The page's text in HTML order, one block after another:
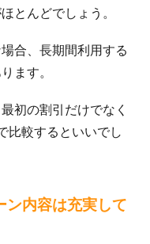
とんどでしょう。
合、長期間利用する
ます。
初の割引だけでなく
比較するといいでし
ン内容は充実して